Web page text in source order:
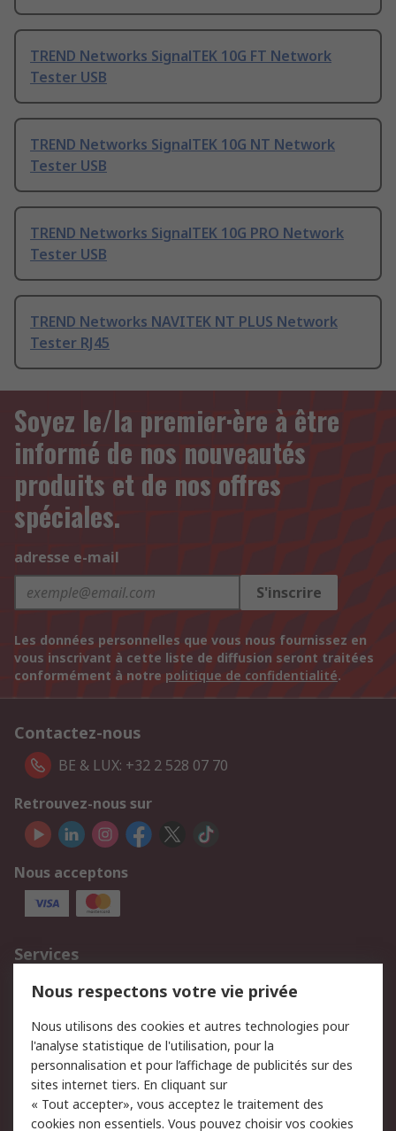
TREND Networks SignalTEK 10G FT Network
Tester USB
TREND Networks SignalTEK 10G NT Network
Tester USB
TREND Networks SignalTEK 10G PRO Network
Tester USB
TREND Networks NAVITEK NT PLUS Network
Tester RJ45
Soyez le/la premier·ère à être
informé de nos nouveautés
produits et de nos offres
spéciales.
adresse e-mail
S'inscrire
Les données personnelles que vous nous fournissez en
vous inscrivant à cette liste de diffusion seront traitées
conformément à notre politique de confidentialité.
Contactez-nous
BE & LUX: +32 2 528 07 70
Retrouvez-nous sur
Nous acceptons
Services
750.000 produits
2.500 marques
Retours
Support technique
Track & trace
Legal
Nous respectons votre vie privée
Nous utilisons des cookies et autres technologies pour
l'analyse statistique de l'utilisation, pour la
personnalisation et pour l’affichage de publicités sur des
sites internet tiers. En cliquant sur
« Tout accepter», vous acceptez le traitement des
cookies non essentiels. Vous pouvez choisir vos cookies